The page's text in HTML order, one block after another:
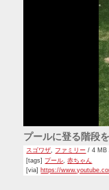
プールに登る階段
スゴワザ, ファミリー / 4 MB
[tags]プール ,赤ちゃん
[via] https://